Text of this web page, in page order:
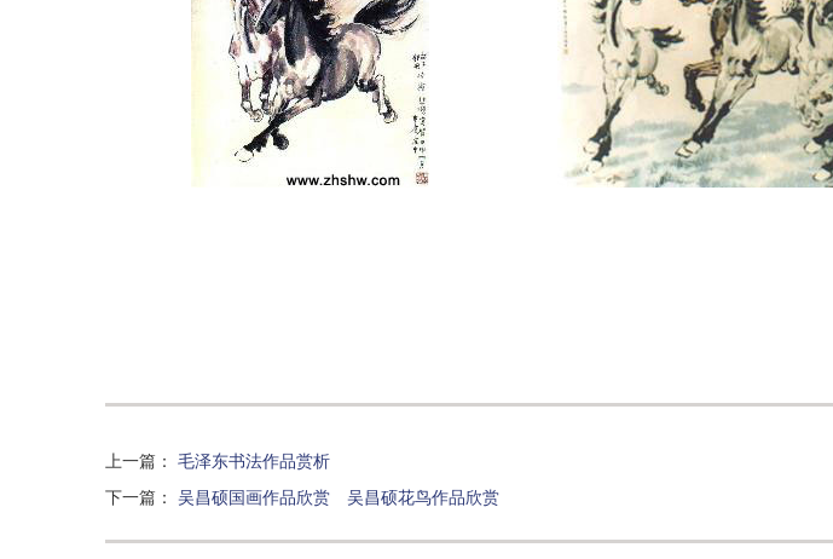
上一篇 ： 毛泽东书法作品赏析
下一篇 ： 吴昌硕国画作品欣赏 吴昌硕花鸟作品欣赏